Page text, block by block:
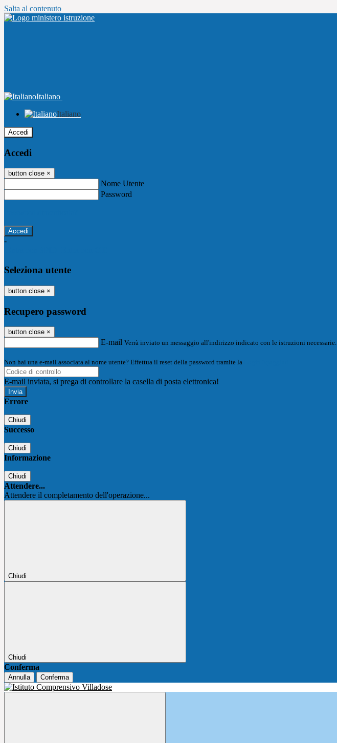
Salta al contenuto
Italiano
Italiano
Accedi
Accedi
button close ×
Nome Utente
Password
-
Seleziona utente
button close ×
Recupero password
button close ×
E-mail Verrà inviato un messaggio all'indirizzo indicato con le istruzioni necessarie.
Non hai una e-mail associata al nome utente? Effettua il reset della password tramite la
E-mail inviata, si prega di controllare la casella di posta elettronica!
Errore
Chiudi
Successo
Chiudi
Informazione
Chiudi
Attendere...
Attendere il completamento dell'operazione...
Chiudi
Chiudi
Conferma
Annulla Conferma